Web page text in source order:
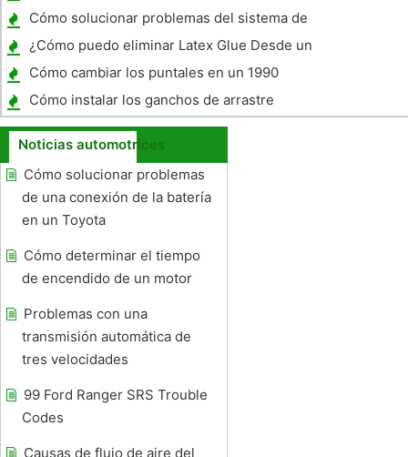
automático
Cómo solucionar problemas del sistema de
dirección en un VW Passat
¿Cómo puedo eliminar Latex Glue Desde un
automóvil?
Cómo cambiar los puntales en un 1990
Lexus ES 250
Cómo instalar los ganchos de arrastre
Noticias automotrices
Cómo solucionar problemas
de una conexión de la batería
en un Toyota
Cómo determinar el tiempo
de encendido de un motor
Problemas con una
transmisión automática de
tres velocidades
99 Ford Ranger SRS Trouble
Codes
Causas de flujo de aire del